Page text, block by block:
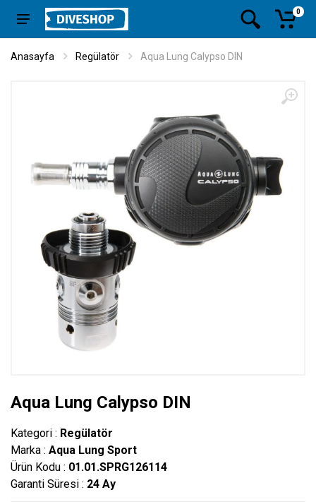
0
Anasayfa Regülatör Aqua Lung Calypso DIN
Aqua Lung Calypso DIN
Kategori : Regülatör
Marka : Aqua Lung Sport
Ürün Kodu : 01.01.SPRG126114
Garanti Süresi : 24 Ay